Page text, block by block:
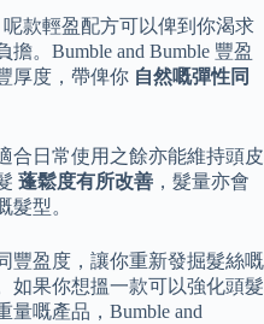
款輕盈配方可以俾到你渴求
。Bumble and Bumble 豐盈
厚度，帶俾你 自然嘅彈性同
合日常使用之餘亦能維持頭皮
蓬鬆度有所改善 ，髮量亦會
髮型。
豐盈度，讓你重新發掘髮絲嘅
如果你想搵一款可以強化頭髮
嘅產品，Bumble and